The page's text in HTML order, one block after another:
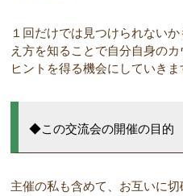
１回だけでは見つけられない
え方を知ることで自分自身の
ヒントを得る機会にしていきま
◆この交流会の開催の目的
主催の私も含めて、お互いに